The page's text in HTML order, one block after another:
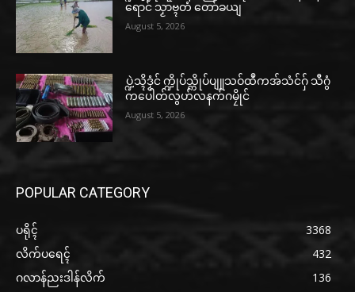
ရောင် သၟာဗ္ၚတံ တော်ခယျ
August 5, 2026
ပ္ဍဲသ္ၚိဒၟံင် က္ဍိုပ်သ္ကိုပ်ပျူသဝ်ထဳကအ်သံင်ဂှ် သီဂွံ
ကပေါတ်လွဟ်လနက်ဂမၠိုင်
August 5, 2026
POPULAR CATEGORY
ပရိုၚ်
3368
လိက်ပရေၚ်
432
ဂလာန်ညးဒါန်လိက်
136